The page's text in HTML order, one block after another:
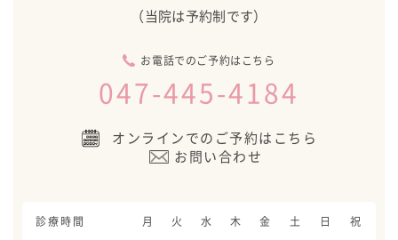
（当院は予約制です）
お電話でのご予約はこちら
047-445-4184
オンラインでのご予約はこちら
お問い合わせ
診療時間 月 火 水 木 金 土 日 祝